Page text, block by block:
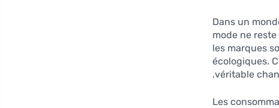
Dans un
mode ne
les marques
écologiques.
véritable
Les